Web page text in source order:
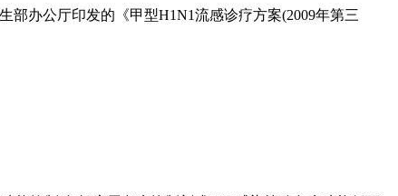
部办公厅印发的《甲型H1N1流感诊疗方案(2009年第三